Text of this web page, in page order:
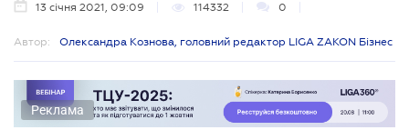
13 січня 2021, 09:09 114332 0
Автор: Олександра Кознова, головний редактор LIGA ZAKON Бізнес
Реклама